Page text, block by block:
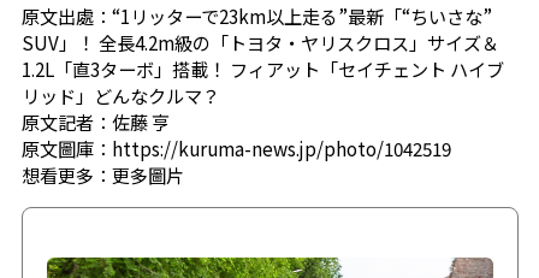
原文出處：“1リッターで23km以上走る”最新「“ちいさな”
SUV」！ 全長4.2m級の「トヨタ・ヤリスクロス」サイズ＆
1.2L「直3ターボ」搭載！ フィアット「セイチェント ハイブ
リッド」どんなクルマ？
原文記者：佐藤 亨
原文圖庫：https://kuruma-news.jp/photo/1042519
想看更多： 更多圖片